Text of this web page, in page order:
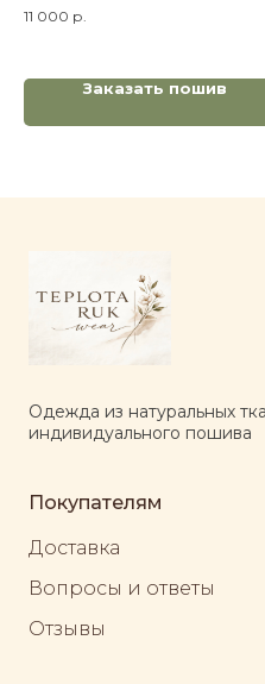
11 000 р.
Заказать пошив
Одежда из натуральных
индивидуального пошива
Покупателям
Доставка
Вопросы и ответы
Отзывы